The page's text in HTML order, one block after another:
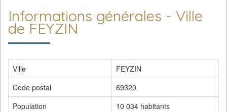
Informations générales - Ville
de FEYZIN
Ville
FEYZIN
Code postal
69320
Population
10 034 habitants